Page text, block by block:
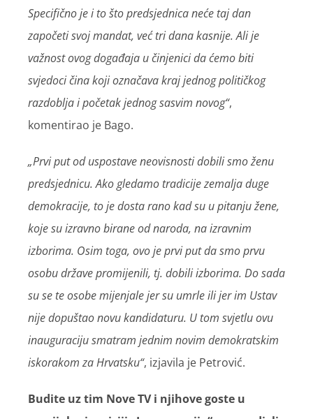
Specifično je i to što predsjednica neće taj dan
započeti svoj mandat, već tri dana kasnije. Ali je
važnost ovog događaja u činjenici da ćemo biti
svjedoci čina koji označava kraj jednog političkog
razdoblja i početak jednog sasvim novog“,
komentirao je Bago.
„Prvi put od uspostave neovisnosti dobili smo ženu
predsjednicu. Ako gledamo tradicije zemalja duge
demokracije, to je dosta rano kad su u pitanju žene,
koje su izravno birane od naroda, na izravnim
izborima. Osim toga, ovo je prvi put da smo prvu
osobu države promijenili, tj. dobili izborima. Do sada
su se te osobe mijenjale jer su umrle ili jer im Ustav
nije dopuštao novu kandidaturu. U tom svjetlu ovu
inauguraciju smatram jednim novim demokratskim
iskorakom za Hrvatsku“, izjavila je Petrović.
Budite uz tim Nove TV i njihove goste u